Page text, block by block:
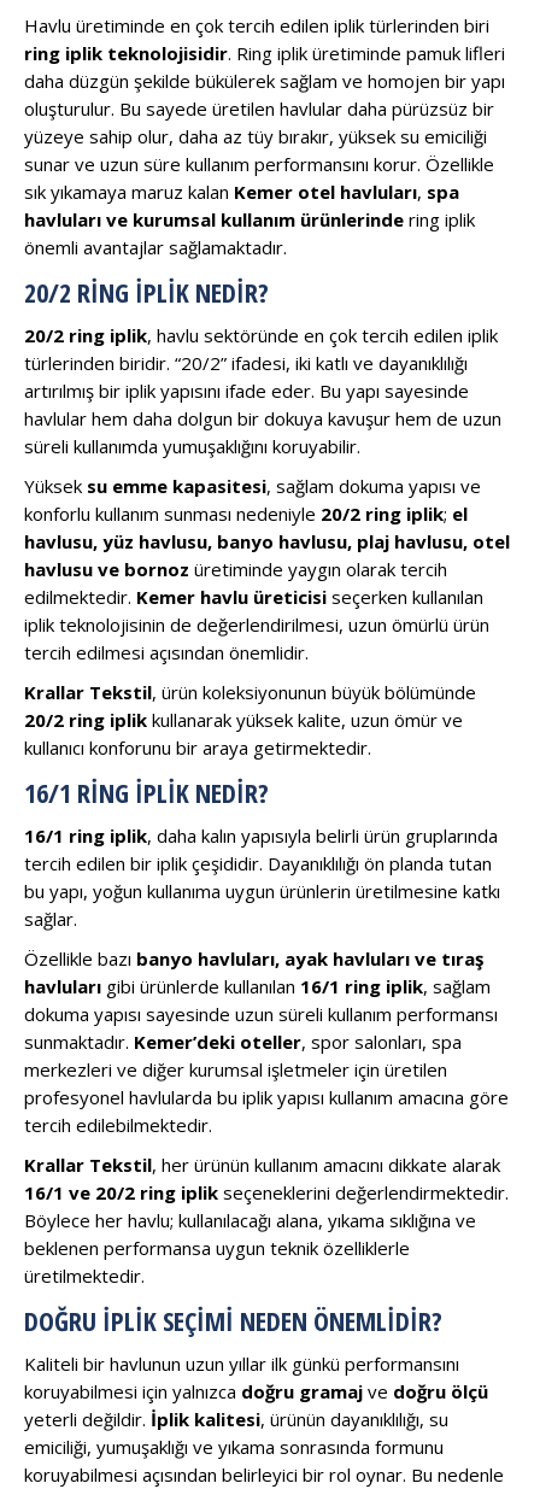
Havlu üretiminde en çok tercih edilen iplik türlerinden biri
ring iplik teknolojisidir. Ring iplik üretiminde pamuk lifleri
daha düzgün şekilde bükülerek sağlam ve homojen bir yapı
oluşturulur. Bu sayede üretilen havlular daha pürüzsüz bir
yüzeye sahip olur, daha az tüy bırakır, yüksek su emiciliği
sunar ve uzun süre kullanım performansını korur. Özellikle
sık yıkamaya maruz kalan Kemer otel havluları, spa
havluları ve kurumsal kullanım ürünlerinde ring iplik
önemli avantajlar sağlamaktadır.
20/2 RING İPLIK NEDIR?
20/2 ring iplik, havlu sektöründe en çok tercih edilen iplik
türlerinden biridir. “20/2” ifadesi, iki katlı ve dayanıklılığı
artırılmış bir iplik yapısını ifade eder. Bu yapı sayesinde
havlular hem daha dolgun bir dokuya kavuşur hem de uzun
süreli kullanımda yumuşaklığını koruyabilir.
Yüksek su emme kapasitesi, sağlam dokuma yapısı ve
konforlu kullanım sunması nedeniyle 20/2 ring iplik; el
havlusu, yüz havlusu, banyo havlusu, plaj havlusu, otel
havlusu ve bornoz üretiminde yaygın olarak tercih
edilmektedir. Kemer havlu üreticisi seçerken kullanılan
iplik teknolojisinin de değerlendirilmesi, uzun ömürlü ürün
tercih edilmesi açısından önemlidir.
Krallar Tekstil, ürün koleksiyonunun büyük bölümünde
20/2 ring iplik kullanarak yüksek kalite, uzun ömür ve
kullanıcı konforunu bir araya getirmektedir.
16/1 RING İPLIK NEDIR?
16/1 ring iplik, daha kalın yapısıyla belirli ürün gruplarında
tercih edilen bir iplik çeşididir. Dayanıklılığı ön planda tutan
bu yapı, yoğun kullanıma uygun ürünlerin üretilmesine katkı
sağlar.
Özellikle bazı banyo havluları, ayak havluları ve tıraş
havluları gibi ürünlerde kullanılan 16/1 ring iplik, sağlam
dokuma yapısı sayesinde uzun süreli kullanım performansı
sunmaktadır. Kemer’deki oteller, spor salonları, spa
merkezleri ve diğer kurumsal işletmeler için üretilen
profesyonel havlularda bu iplik yapısı kullanım amacına göre
tercih edilebilmektedir.
Krallar Tekstil, her ürünün kullanım amacını dikkate alarak
16/1 ve 20/2 ring iplik seçeneklerini değerlendirmektedir.
Böylece her havlu; kullanılacağı alana, yıkama sıklığına ve
beklenen performansa uygun teknik özelliklerle
üretilmektedir.
DOĞRU İPLIK SEÇIMI NEDEN ÖNEMLIDIR?
Kaliteli bir havlunun uzun yıllar ilk günkü performansını
koruyabilmesi için yalnızca doğru gramaj ve doğru ölçü
yeterli değildir. İplik kalitesi, ürünün dayanıklılığı, su
emiciliği, yumuşaklığı ve yıkama sonrasında formunu
koruyabilmesi açısından belirleyici bir rol oynar. Bu nedenle